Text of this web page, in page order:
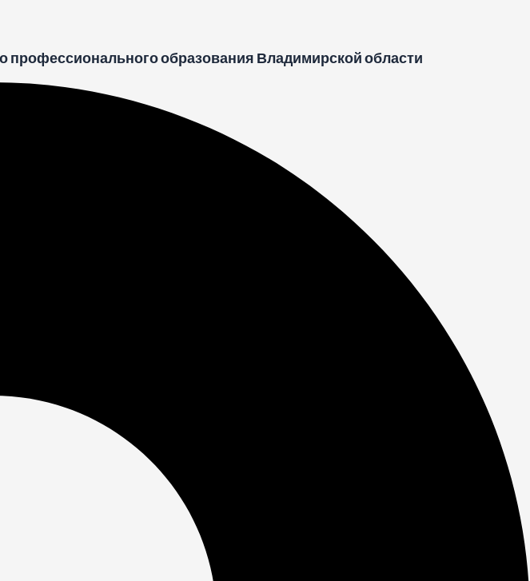
профессионального образования Владимирской области